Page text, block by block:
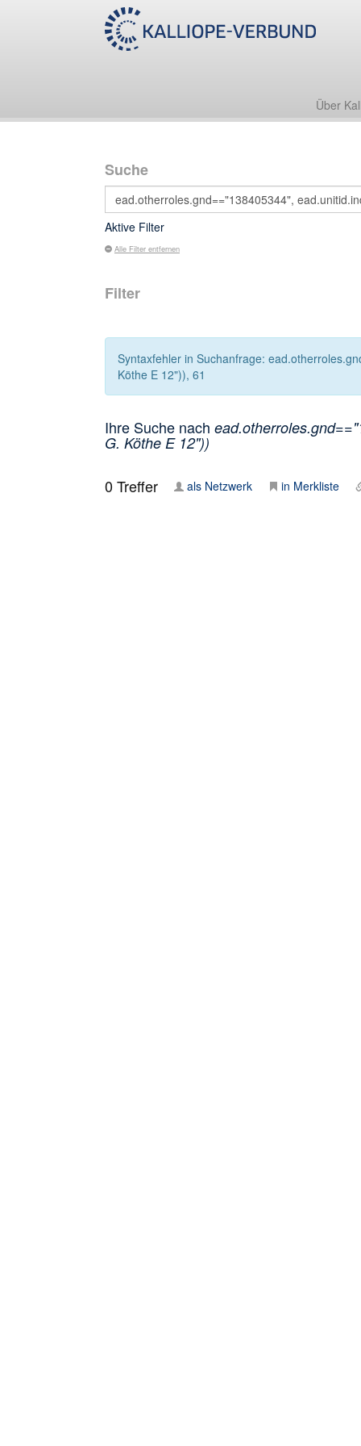
Über
Suche
Aktive Filter
Alle Filter entfernen
Filter
Syntaxfehler in Suchanfrage:
Köthe E 12")), 61
Ihre Suche nach
G. Köthe E 12"))
0Treffer als Netzwerk in Merkliste